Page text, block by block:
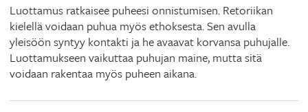
Luottamus ratkaisee puheesi onnistumisen. Retoriikan
kielellä voidaan puhua myös ethoksesta. Sen avulla
yleisöön syntyy kontakti ja he avaavat korvansa puhujalle.
Luottamukseen vaikuttaa puhujan maine, mutta sitä
voidaan rakentaa myös puheen aikana.